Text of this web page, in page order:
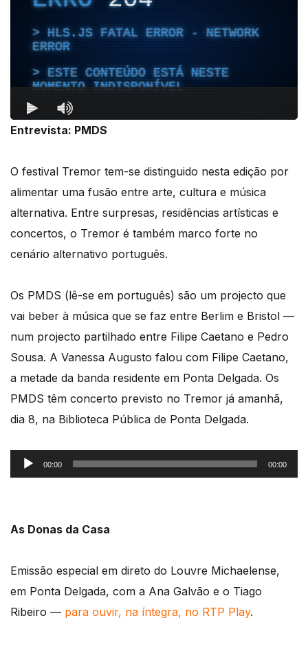
Entrevista: PMDS
O festival Tremor tem-se distinguido nesta edição por
alimentar uma fusão entre arte, cultura e música
alternativa. Entre surpresas, residências artísticas e
concertos, o Tremor é também marco forte no
cenário alternativo português.
Os PMDS (lê-se em português) são um projecto que
vai beber à música que se faz entre Berlim e Bristol —
num projecto partilhado entre Filipe Caetano e Pedro
Sousa. A Vanessa Augusto falou com Filipe Caetano,
a metade da banda residente em Ponta Delgada. Os
PMDS têm concerto previsto no Tremor já amanhã,
dia 8, na Biblioteca Pública de Ponta Delgada.
Reprodutor
de
00:00 00:00
As Donas da Casa
Emissão especial em direto do Louvre Michaelense,
em Ponta Delgada, com a Ana Galvão e o Tiago
Ribeiro — para ouvir, na íntegra, no RTP Play.